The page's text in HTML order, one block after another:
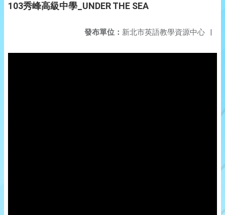
103秀峰高級中學_UNDER THE SEA
發布單位： 新北市英語教學資源中心 |